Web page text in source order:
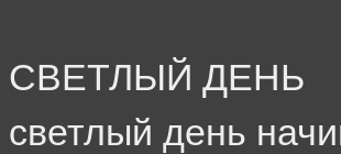
СВЕТЛЫЙ ДЕНЬ
светлый день